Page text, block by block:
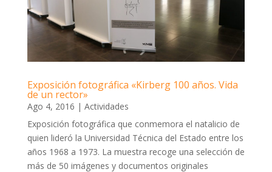
Exposición fotográfica «Kirberg 100 años. Vida
de un rector»
Ago 4, 2016 | Actividades
Exposición fotográfica que conmemora el natalicio de
quien lideró la Universidad Técnica del Estado entre los
años 1968 a 1973. La muestra recoge una selección de
más de 50 imágenes y documentos originales